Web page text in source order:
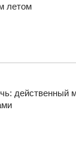
летом
действенный